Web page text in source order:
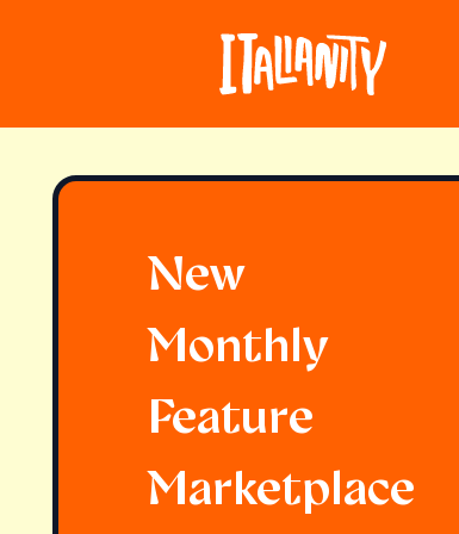
New
Monthly
Feature
Marketplace